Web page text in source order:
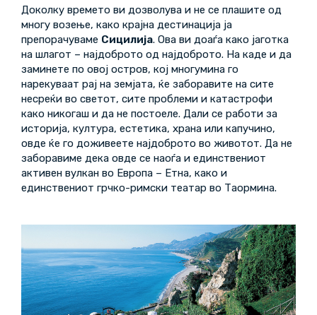
Доколку времето ви дозволува и не се плашите од
многу возење, како крајна дестинација ја
препорачуваме Сицилија. Ова ви доаѓа како јаготка
на шлагот – најдоброто од најдоброто. На каде и да
заминете по овој остров, кој многумина го
нарекуваат рај на земјата, ќе заборавите на сите
несреќи во светот, сите проблеми и катастрофи
како никогаш и да не постоеле. Дали се работи за
историја, култура, естетика, храна или капучино,
овде ќе го доживеете најдоброто во животот. Да не
заборавиме дека овде се наоѓа и единствениот
активен вулкан во Европа – Етна, како и
единствениот грчко-римски театар во Таормина.